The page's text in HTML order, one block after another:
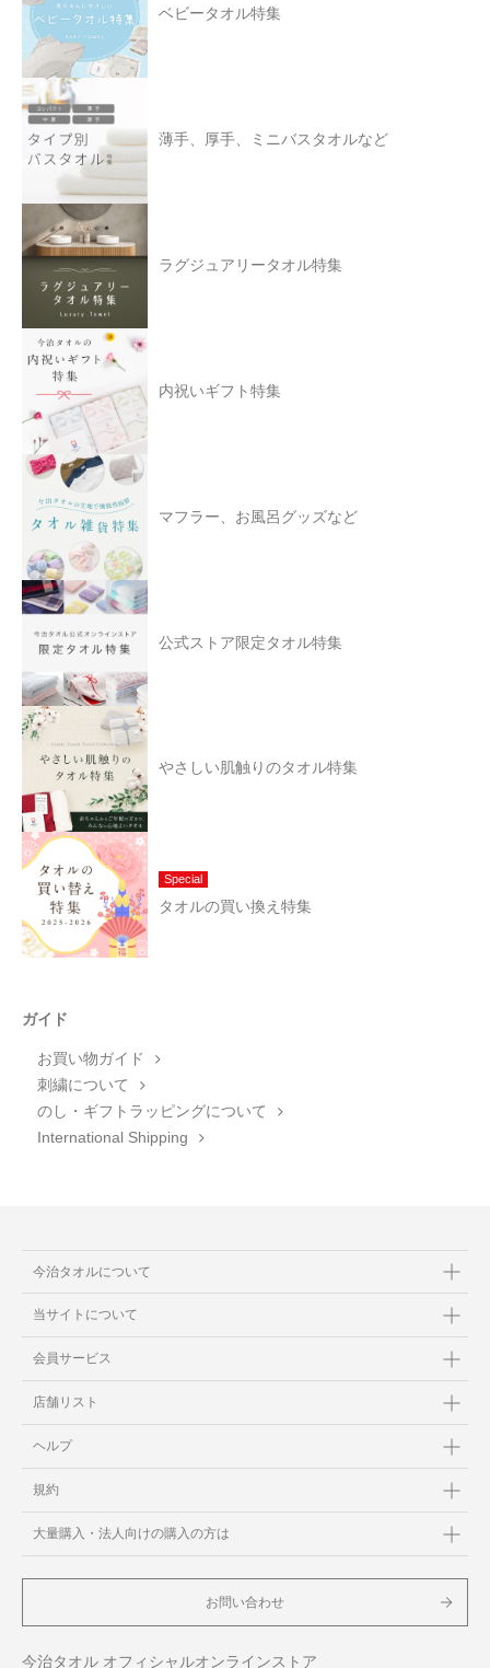
ベビータオル特集
薄手、厚手、ミニバスタオルなど
ラグジュアリータオル特集
内祝いギフト特集
マフラー、お風呂グッズなど
公式ストア限定タオル特集
やさしい肌触りのタオル特集
Special
タオルの買い換え特集
ガイド
お買い物ガイド
刺繍について
のし・ギフトラッピングについて
International Shipping
今治タオルについて
当サイトについて
会員サービス
店舗リスト
ヘルプ
規約
大量購入・法人向けの購入の方は
お問い合わせ
今治タオル オフィシャルオンラインストア